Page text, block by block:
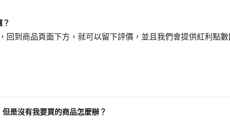
回到商品頁面下方，就可以留下評價，並且我們會提供紅利點數
是沒有我要買的商品怎麼辦？